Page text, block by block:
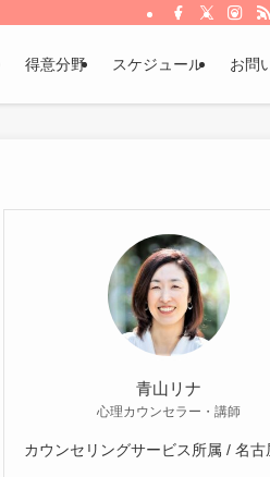
得意分野 スケジュール お問
青山リナ
心理カウンセラー・講師
カウンセリングサービス所属 / 名古